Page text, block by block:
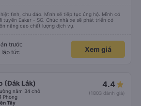
tình, chu đáo. Mình sẽ tiếp tục ủng hộ. Mình có
tuyến Eakar - SG. Chúc nhà xe sẽ phát triển có
nâng cao chất lượng dịch vụ.
trước
lập tức
Xem giá
(Đắk Lắk)
nằm 34 chỗ
Phòng
4.4
(1803 đánh giá)
Tây